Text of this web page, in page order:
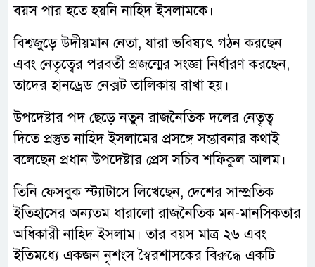
বয়স পার হতে হয়নি নাহিদ ইসলামকে।
বিশ্বজুড়ে উদীয়মান নেতা, যারা ভবিষ্যৎ গঠন করছেন
এবং নেতৃত্বের পরবর্তী প্রজন্মের সংজ্ঞা নির্ধারণ করছেন,
তাদের হানড্রেড নেক্সট তালিকায় রাখা হয়।
উপদেষ্টার পদ ছেড়ে নতুন রাজনৈতিক দলের নেতৃত্ব
দিতে প্রস্তুত নাহিদ ইসলামের প্রসঙ্গে সম্ভাবনার কথাই
বলেছেন প্রধান উপদেষ্টার প্রেস সচিব শফিকুল আলম।
তিনি ফেসবুক স্ট্যাটাসে লিখেছেন, দেশের সাম্প্রতিক
ইতিহাসের অন্যতম ধারালো রাজনৈতিক মন-মানসিকতার
অধিকারী নাহিদ ইসলাম। তার বয়স মাত্র ২৬ এবং
ইতিমধ্যে একজন নৃশংস স্বৈরশাসকের বিরুদ্ধে একটি